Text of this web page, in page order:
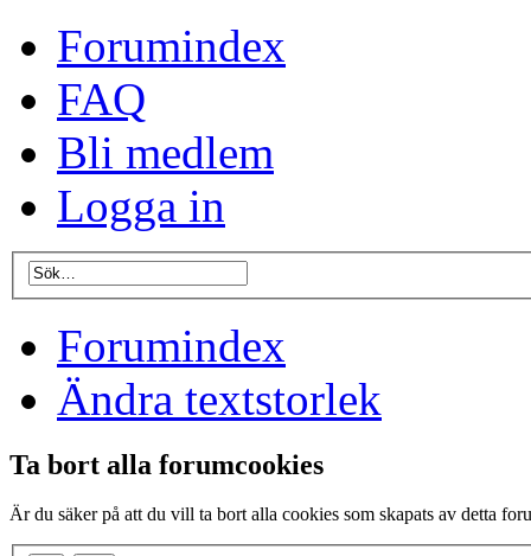
Forumindex
FAQ
Bli medlem
Logga in
Forumindex
Ändra textstorlek
Ta bort alla forumcookies
Är du säker på att du vill ta bort alla cookies som skapats av detta